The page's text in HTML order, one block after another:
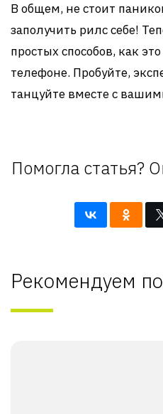
В общем, не стоит
заполучить рилс себе!
простых способов, как
телефоне. Пробуйте,
танцуйте вместе с
Помогла статья?
Рекомендуем